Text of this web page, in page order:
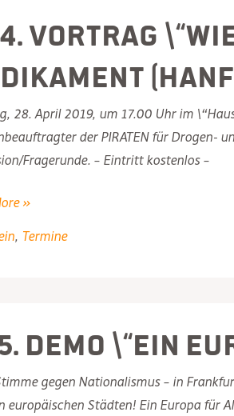
Vortrag
28. April 2019, um 17.00 Uhr im
der PIRATEN für Drogen-
Fragerunde. – Eintritt kostenlos –
»
, Termine
Demo \“Ein
gegen Nationalismus – in
europäischen Städten! Ein Europa für